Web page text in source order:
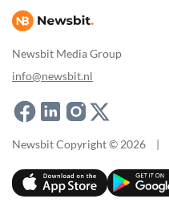
Newsbit Media Group
info@newsbit.nl
Newsbit Copyright © 2026 |